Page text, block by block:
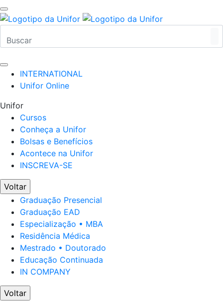
INTERNATIONAL
Unifor Online
Unifor
Cursos
Conheça a Unifor
Bolsas e Benefícios
Acontece na Unifor
INSCREVA-SE
Voltar
Graduação Presencial
Graduação EAD
Especialização • MBA
Residência Médica
Mestrado • Doutorado
Educação Continuada
IN COMPANY
Voltar